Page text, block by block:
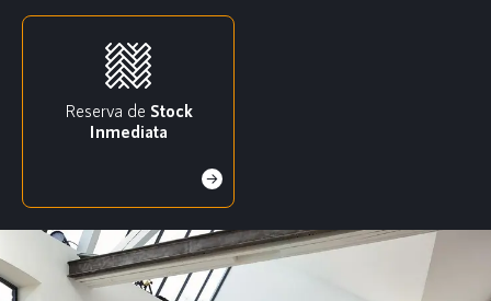
Reserva de Stock
Inmediata